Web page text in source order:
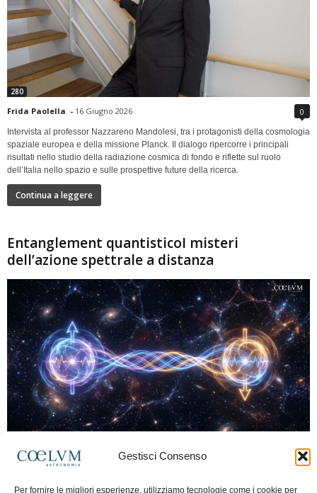
Gestisci Consenso
Per fornire le migliori esperienze, utilizziamo tecnologie come i cookie per
280
Frida Paolella - 16 Giugno 2026 0
Intervista al professor Nazzareno Mandolesi, tra i protagonisti della cosmologia
spaziale europea e della missione Planck. Il dialogo ripercorre i principali
risultati nello studio della radiazione cosmica di fondo e riflette sul ruolo
dell’Italia nello spazio e sulle prospettive future della ricerca.
Continua a leggere
Entanglement quantisticoI misteri
dell’azione spettrale a distanza
Marco Lorrai - 15 Giugno 2026 0
moderna: due particelle possono mostrare correlazioni che sembrano ignorare